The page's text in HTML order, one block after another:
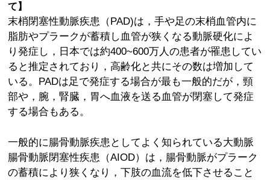
て】
末梢閉塞性動脈疾患（PAD)は，手や足の末梢血管内に
脂肪やプラークが蓄積し血管が狭くなる動脈硬化によ
り発症し，日本では約400~600万人の患者が罹患してい
ると推定されており，高齢化と共にその数は増加して
いる。PADは足で発症する場合が最も一般的だが，頸
部や，腕，腎臓，胃へ血液を送る血管が閉塞して発症
する場合もある。
一般的に腸骨動脈疾患としてよく知られている大動脈
腸骨動脈閉塞性疾患（AIOD）は，腸骨動脈がプラーク
の蓄積により狭くなり，下肢の血流を低下させること